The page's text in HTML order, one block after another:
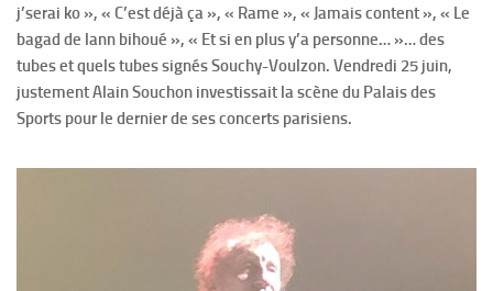
j’serai ko », « C’est déjà ça », « Rame », « Jamais content », « Le
bagad de lann bihoué », « Et si en plus y’a personne… »… des
tubes et quels tubes signés Souchy-Voulzon. Vendredi 25 juin,
justement Alain Souchon investissait la scène du Palais des
Sports pour le dernier de ses concerts parisiens.